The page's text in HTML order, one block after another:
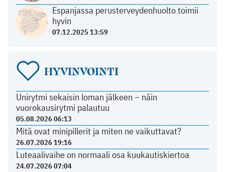
Espanjassa perusterveydenhuolto toimii
hyvin
07.12.2025 13:59
HYVINVOINTI
Unirytmi sekaisin loman jälkeen – näin
vuorokausirytmi palautuu
05.08.2026 06:13
Mitä ovat minipillerit ja miten ne vaikuttavat?
26.07.2026 19:16
Luteaalivaihe on normaali osa kuukautiskiertoa
24.07.2026 07:04